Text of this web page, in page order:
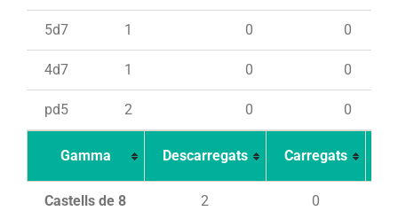
5d7 1 0 0
4d7 1 0 0
pd5 2 0 0
Gamma Descarregats Carregats
Castells de 8 2 0